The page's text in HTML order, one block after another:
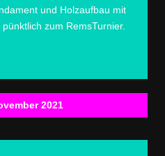
und Holzaufbau mit
zum RemsTurnier.
2021